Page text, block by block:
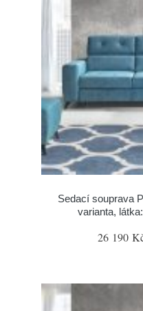
Sedací souprava
varianta,
26 190